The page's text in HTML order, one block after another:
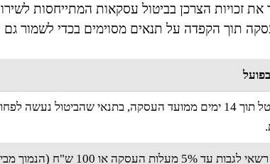
זכויות הצרכן בביטול עסקאות המתייחסות
תוך הקפדה על תנאים מסוימים בכדי לשמור גם
מעלות העסקה או 100 ש"ח (הנמוך מביניהם).